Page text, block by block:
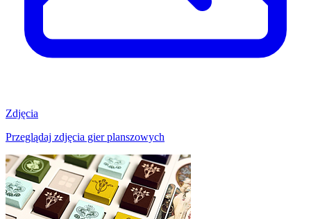
Zdjęcia
Przeglądaj zdjęcia gier planszowych